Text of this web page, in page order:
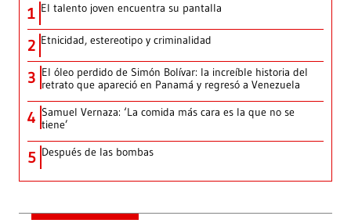
1 El talento joven encuentra su pantalla​
2 Etnicidad, estereotipo y criminalidad
3 El óleo perdido de Simón Bolívar: la increíble historia del
retrato que apareció en Panamá y regresó a Venezuela
4 Samuel Vernaza: ‘La comida más cara es la que no se
tiene’
5 Después de las bombas